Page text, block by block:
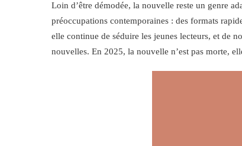
Loin d’être démodée, la nouvelle reste un genre
préoccupations contemporaines : des formats
elle continue de séduire les jeunes lecteurs, et de
nouvelles. En 2025, la nouvelle n’est pas morte,